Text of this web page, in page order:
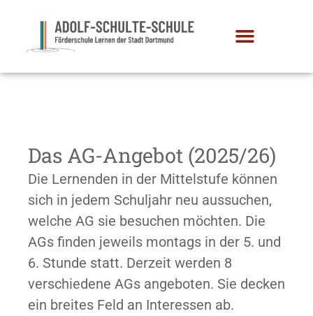
Das AG-Angebot (2025/26)
Die Lernenden in der Mittelstufe können
sich in jedem Schuljahr neu aussuchen,
welche AG sie besuchen möchten. Die
AGs finden jeweils montags in der 5. und
6. Stunde statt. Derzeit werden 8
verschiedene AGs angeboten. Sie decken
ein breites Feld an Interessen ab.